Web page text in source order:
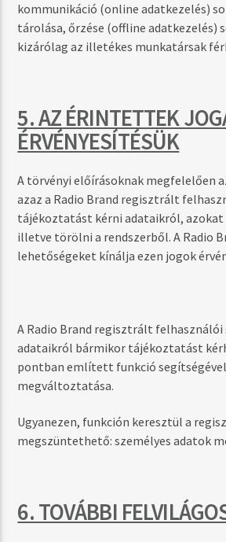
kommunikáció (online adatkezelés)
tárolása, őrzése (offline adatkezelés)
kizárólag az illetékes munkatársak
5. AZ ÉRINTETTEK
ÉRVÉNYESÍTÉSÜK
A törvényi előírásoknak megfelelően
azaz a Radio Brand regisztrált
tájékoztatást kérni adataikról,
illetve törölni a rendszerből. A Radio
lehetőségeket kínálja ezen jogok
A Radio Brand regisztrált felhasználói
adataikról bármikor tájékoztatást
pontban említett funkció
megváltoztatása.
Ugyanezen, funkción keresztül a
megszüntethető: személyes adatok
6. TOVÁBBI